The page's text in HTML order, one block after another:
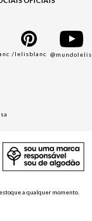
/lelisblanc @mundolelis
a qualquer momento.